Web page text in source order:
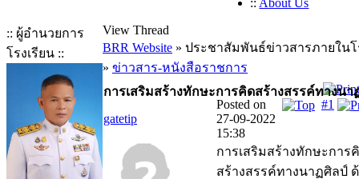
:: About Us
:: ผู้อำนวยการ
โรงเรียน ::
View Thread
BRR Website » ประชาสัมพันธ์ข่าวสารภายในโ
» ข่าวสาร-หนังสือราชการ
การเสริมสร้างทักษะการคิดสร้างสรรค์ทางนา
gatetip
#1
Posted on
27-09-2022
15:38
การเสริมสร้างทักษะการ
สร้างสรรค์ทางนาฏศิลป์